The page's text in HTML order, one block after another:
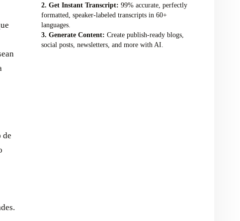
de
Get Instant Transcript: 99% accurate, perfectly
formatted, speaker-labeled transcripts in 60+
languages.
Generate Content: Create publish-ready blogs,
social posts, newsletters, and more with AI.